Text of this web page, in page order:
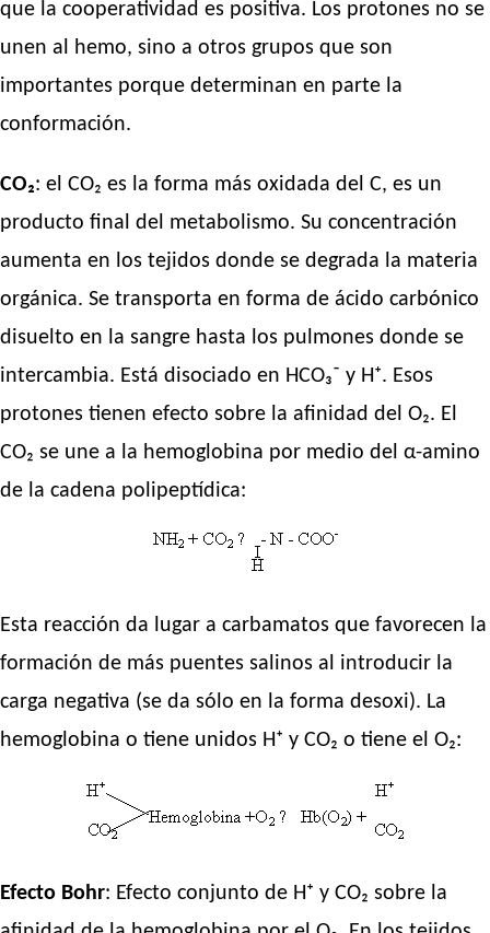
que la cooperatividad es positiva. Los protones no se
unen al hemo, sino a otros grupos que son
importantes porque determinan en parte la
conformación.
CO₂: el CO₂ es la forma más oxidada del C, es un
producto final del metabolismo. Su concentración
aumenta en los tejidos donde se degrada la materia
orgánica. Se transporta en forma de ácido carbónico
disuelto en la sangre hasta los pulmones donde se
intercambia. Está disociado en HCO₃⁻ y H⁺. Esos
protones tienen efecto sobre la afinidad del O₂. El
CO₂ se une a la hemoglobina por medio del α-amino
de la cadena polipeptídica:
Esta reacción da lugar a carbamatos que favorecen la
formación de más puentes salinos al introducir la
carga negativa (se da sólo en la forma desoxi). La
hemoglobina o tiene unidos H⁺ y CO₂ o tiene el O₂:
Efecto Bohr: Efecto conjunto de H⁺ y CO₂ sobre la